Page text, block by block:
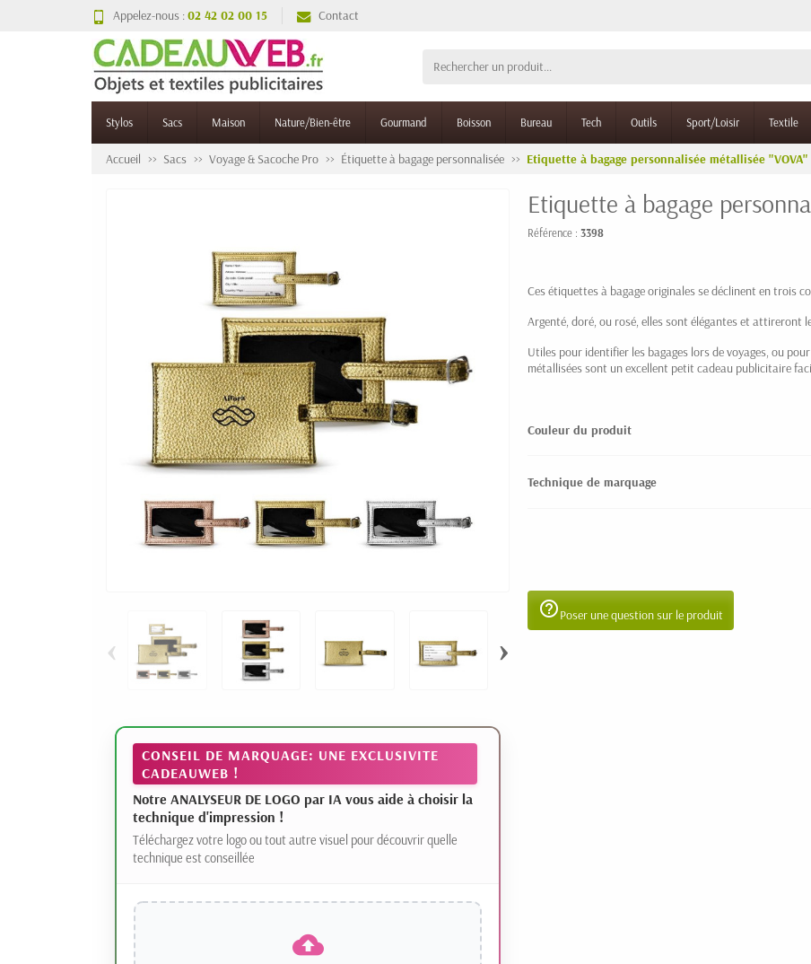
Appelez-nous :02 42 02 00 15 Contact
Stylos Sacs Maison Nature/Bien-être Gourmand Boisson Bureau Tech Outils Sport/Loisir Textile
Accueil Sacs Voyage & Sacoche Pro Étiquette à bagage personnalisée Etiquette à bagage personnalisée métallisée "VOVA"
‹ ›
CONSEIL DE MARQUAGE: UNE EXCLUSIVITE
CADEAUWEB !
Notre ANALYSEUR DE LOGO par IA vous aide à choisir la
technique d'impression !
Téléchargez votre logo ou tout autre visuel pour découvrir quelle
technique est conseillée
Etiquette à bagage
Référence : 3398
Ces étiquettes à bagage originales se déclinent en trois
Argenté, doré, ou rosé, elles sont élégantes et attireront
Utiles pour identifier les bagages lors de voyages, ou
métallisées sont un excellent petit cadeau publicitaire
Couleur du produit
Technique de marquage
help_outlinePoser une question sur le produit